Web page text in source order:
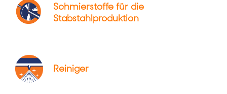
Schmierstoffe für die
Stabstahlproduktion
Reiniger